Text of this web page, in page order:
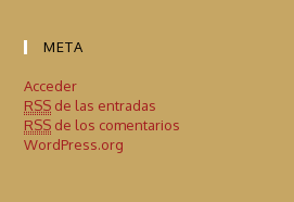
META
Acceder
RSS de las entradas
RSS de los comentarios
WordPress.org